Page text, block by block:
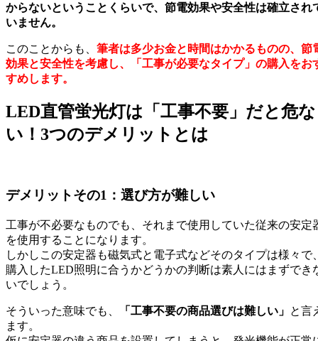
からないということくらいで、節電効果や安全性は確立され
いません。
このことからも、 筆者は多少お金と時間はかかるものの、節
効果と安全性を考慮し、「工事が必要なタイプ」の購入をお
すめします。
LED直管蛍光灯は「工事不要」だと危な
い！3つのデメリットとは
デメリットその1：選び方が難しい
工事が不必要なものでも、それまで使用していた従来の安定
を使用することになります。
しかしこの安定器も磁気式と電子式などそのタイプは様々で
購入したLED照明に合うかどうかの判断は素人にはまずでき
いでしょう。
そういった意味でも、 「工事不要の商品選びは難しい」 と言
ます。